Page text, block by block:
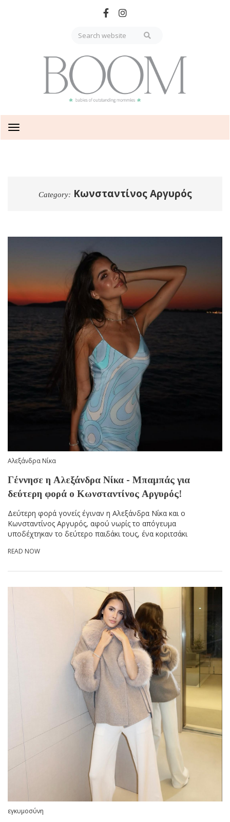
Toggle
navigation
Category: Κωνσταντίνος Αργυρός
Αλεξάνδρα Νίκα
Γέννησε η Αλεξάνδρα Νίκα - Μπαμπάς για
δεύτερη φορά ο Κωνσταντίνος Αργυρός!
Δεύτερη φορά γονείς έγιναν η Αλεξάνδρα Νίκα και ο
Κωνσταντίνος Αργυρός, αφού νωρίς το απόγευμα
υποδέχτηκαν το δεύτερο παιδάκι τους, ένα κοριτσάκι
READ NOW
εγκυμοσύνη